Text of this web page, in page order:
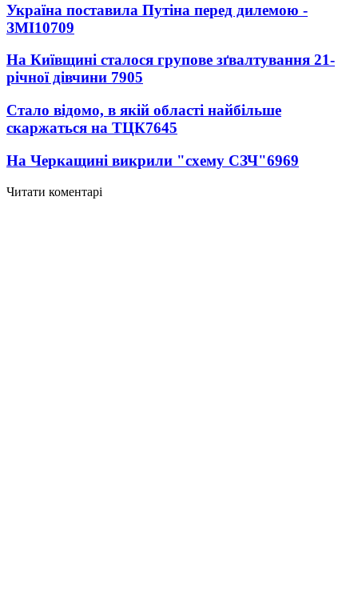
Україна поставила Путіна перед дилемою -
ЗМІ10709
На Київщині сталося групове зґвалтування 21-
річної дівчини 7905
Стало відомо, в якій області найбільше
скаржаться на ТЦК7645
На Черкащині викрили "схему СЗЧ"6969
Читати коментарі